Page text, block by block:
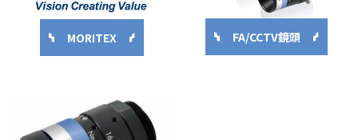
MORITEX FA/CCTV鏡頭